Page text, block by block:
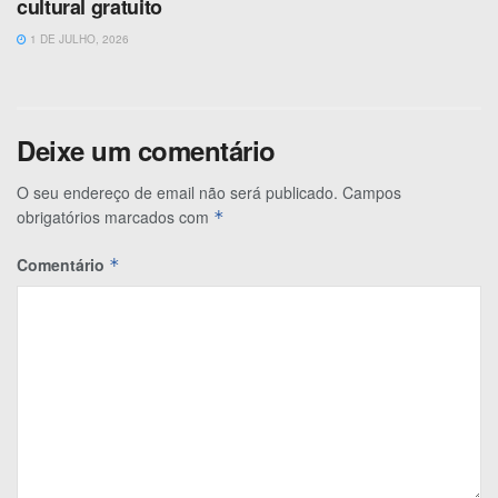
cultural gratuito
1 DE JULHO, 2026
Deixe um comentário
O seu endereço de email não será publicado. Campos
obrigatórios marcados com *
Comentário *